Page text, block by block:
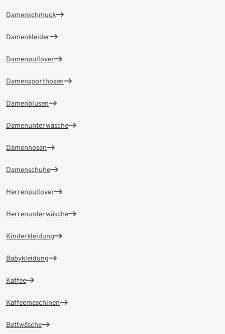
Damenschmuck
Damenkleider
Damenpullover
Damensporthosen
Damenblusen
Damenunterwäsche
Damenhosen
Damenschuhe
Herrenpullover
Herrenunterwäsche
Kinderkleidung
Babykleidung
Kaffee
Kaffeemaschinen
Bettwäsche